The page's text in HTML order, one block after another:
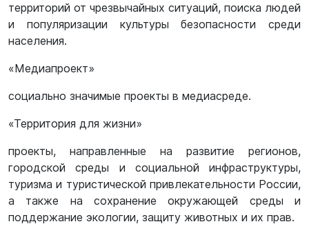
территорий от чрезвычайных ситуаций, поиска людей
и популяризации культуры безопасности среди
населения.
«Медиапроект»
социально значимые проекты в медиасреде.
«Территория для жизни»
проекты, направленные на развитие регионов,
городской среды и социальной инфраструктуры,
туризма и туристической привлекательности России,
а также на сохранение окружающей среды и
поддержание экологии, защиту животных и их прав.